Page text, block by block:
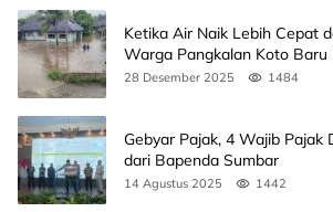
Ketika Air Naik Lebih Cepat
Warga Pangkalan Koto Baru
Banjir
28 Desember 2025 1484
Gebyar Pajak, 4 Wajib Pajak
dari Bapenda Sumbar
14 Agustus 2025 1442